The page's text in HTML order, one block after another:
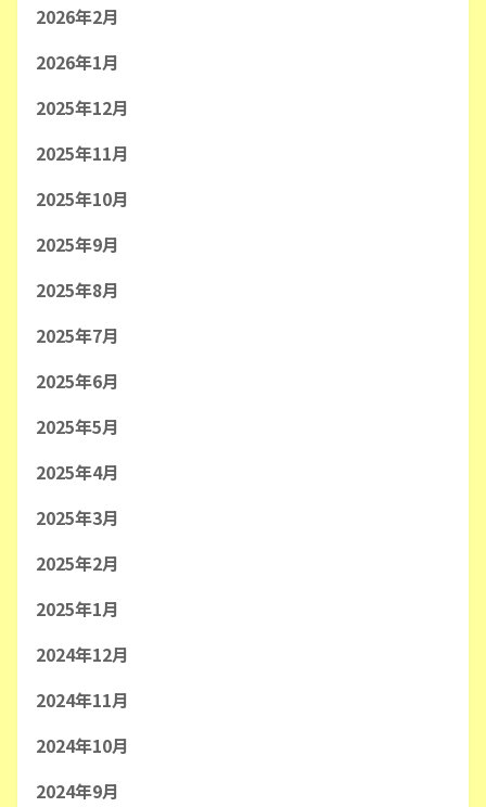
2026年2月
2026年1月
2025年12月
2025年11月
2025年10月
2025年9月
2025年8月
2025年7月
2025年6月
2025年5月
2025年4月
2025年3月
2025年2月
2025年1月
2024年12月
2024年11月
2024年10月
2024年9月